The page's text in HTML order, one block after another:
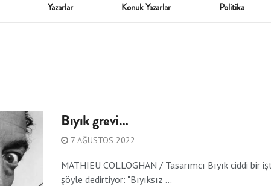
Yazarlar Konuk Yazarlar Politika
Bıyık grevi…
7 AĞUSTOS 2022
MATHIEU COLLOGHAN / Tasarımcı Bıyık ciddi bir
şöyle dedirtiyor: "Bıyıksız ...